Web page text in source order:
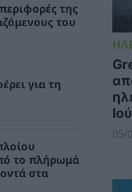
και σε
της
ότι
της
του
για τη
το πλήρωμά
στα
05/